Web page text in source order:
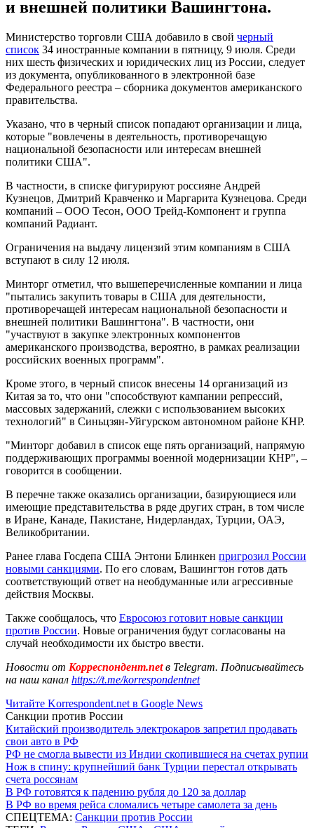
и внешней политики Вашингтона.
Министерство торговли США добавило в свой черный
список 34 иностранные компании в пятницу, 9 июля. Среди
них шесть физических и юридических лиц из России, следует
из документа, опубликованного в электронной базе
Федерального реестра – сборника документов американского
правительства.
Указано, что в черный список попадают организации и лица,
которые "вовлечены в деятельность, противоречащую
национальной безопасности или интересам внешней
политики США".
В частности, в списке фигурируют россияне Андрей
Кузнецов, Дмитрий Кравченко и Маргарита Кузнецова. Среди
компаний – ООО Тесон, ООО Трейд-Компонент и группа
компаний Радиант.
Ограничения на выдачу лицензий этим компаниям в США
вступают в силу 12 июля.
Минторг отметил, что вышеперечисленные компании и лица
"пытались закупить товары в США для деятельности,
противоречащей интересам национальной безопасности и
внешней политики Вашингтона". В частности, они
"участвуют в закупке электронных компонентов
американского производства, вероятно, в рамках реализации
российских военных программ".
Кроме этого, в черный список внесены 14 организаций из
Китая за то, что они "способствуют кампании репрессий,
массовых задержаний, слежки с использованием высоких
технологий" в Синьцзян-Уйгурском автономном районе КНР.
"Минторг добавил в список еще пять организаций, напрямую
поддерживающих программы военной модернизации КНР", –
говорится в сообщении.
В перечне также оказались организации, базирующиеся или
имеющие представительства в ряде других стран, в том числе
в Иране, Канаде, Пакистане, Нидерландах, Турции, ОАЭ,
Великобритании.
Ранее глава Госдепа США Энтони Блинкен пригрозил России
новыми санкциями. По его словам, Вашингтон готов дать
соответствующий ответ на необдуманные или агрессивные
действия Москвы.
Также сообщалось, что Евросоюз готовит новые санкции
против России. Новые ограничения будут согласованы на
случай необходимости их быстро ввести.
Новости от Корреспондент.netв Telegram. Подписывайтесь
на наш канал https://t.me/korrespondentnet
Читайте Korrespondent.net в Google News
Санкции против России
Китайский производитель электрокаров запретил продавать
свои авто в РФ
РФ не смогла вывести из Индии скопившиеся на счетах рупии
Нож в спину: крупнейший банк Турции перестал открывать
счета россянам
В РФ готовятся к падению рубля до 120 за доллар
В РФ во время рейса сломались четыре самолета за день
СПЕЦТЕМА: Санкции против России